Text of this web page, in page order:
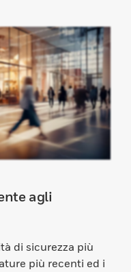
agli
di sicurezza più
più recenti ed i